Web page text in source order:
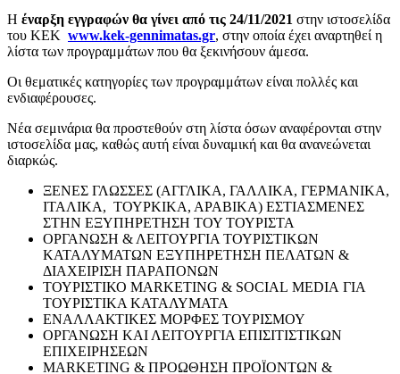
Η έναρξη εγγραφών θα γίνει από τις 24/11/2021 στην ιστοσελίδα
του ΚΕΚ www.kek-gennimatas.gr, στην οποία έχει αναρτηθεί η
λίστα των προγραμμάτων που θα ξεκινήσουν άμεσα.
Οι θεματικές κατηγορίες των προγραμμάτων είναι πολλές και
ενδιαφέρουσες.
Νέα σεμινάρια θα προστεθούν στη λίστα όσων αναφέρονται στην
ιστοσελίδα μας, καθώς αυτή είναι δυναμική και θα ανανεώνεται
διαρκώς.
ΞΕΝΕΣ ΓΛΩΣΣΕΣ (ΑΓΓΛΙΚΑ, ΓΑΛΛΙΚΑ, ΓΕΡΜΑΝΙΚΑ,
ΙΤΑΛΙΚΑ, ΤΟΥΡΚΙΚΑ, ΑΡΑΒΙΚΑ) ΕΣΤΙΑΣΜΕΝΕΣ
ΣΤΗΝ ΕΞΥΠΗΡΕΤΗΣΗ ΤΟΥ ΤΟΥΡΙΣΤΑ
ΟΡΓΑΝΩΣΗ & ΛΕΙΤΟΥΡΓΙΑ ΤΟΥΡΙΣΤΙΚΩΝ
ΚΑΤΑΛΥΜΑΤΩΝ ΕΞΥΠΗΡΕΤΗΣΗ ΠΕΛΑΤΩΝ &
ΔΙΑΧΕΙΡΙΣΗ ΠΑΡΑΠΟΝΩΝ
ΤΟΥΡΙΣΤΙΚΟ ΜARKETING & SOCIAL MEDIA ΓΙΑ
ΤΟΥΡΙΣΤΙΚΑ ΚΑΤΑΛΥΜΑΤΑ
ΕΝΑΛΛΑΚΤΙΚΕΣ ΜΟΡΦΕΣ ΤΟΥΡΙΣΜΟΥ
ΟΡΓΑΝΩΣΗ ΚΑΙ ΛΕΙΤΟΥΡΓΙΑ ΕΠΙΣΙΤΙΣΤΙΚΩΝ
ΕΠΙΧΕΙΡΗΣΕΩΝ
MARKETING & ΠΡΟΩΘΗΣΗ ΠΡΟΪΟΝΤΩΝ &